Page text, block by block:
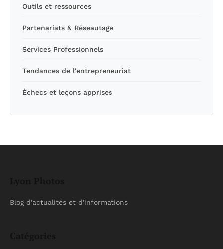
Outils et ressources
Partenariats & Réseautage
Services Professionnels
Tendances de l'entrepreneuriat
Échecs et leçons apprises
Blog d'actualités et d'informations